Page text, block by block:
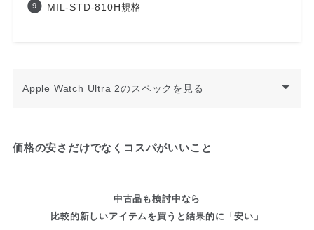
MIL-STD-810H規格
Apple Watch Ultra 2のスペックを見る
価格の安さだけでなくコスパがいいこと
中古品も検討中なら
比較的新しいアイテムを買うと結果的に「安い」